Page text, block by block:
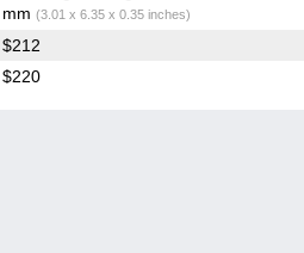
mm (3.01 x 6.35 x 0.35 inches)
$212
$220